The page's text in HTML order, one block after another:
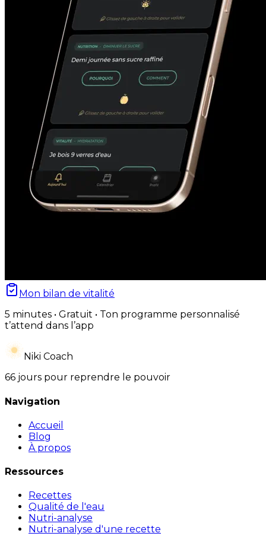
Mon bilan de vitalité
5 minutes • Gratuit • Ton programme personnalisé
t’attend dans l’app
Niki Coach
66 jours pour reprendre le pouvoir
Navigation
Accueil
Blog
À propos
Ressources
Recettes
Qualité de l'eau
Nutri-analyse
Nutri-analyse d'une recette